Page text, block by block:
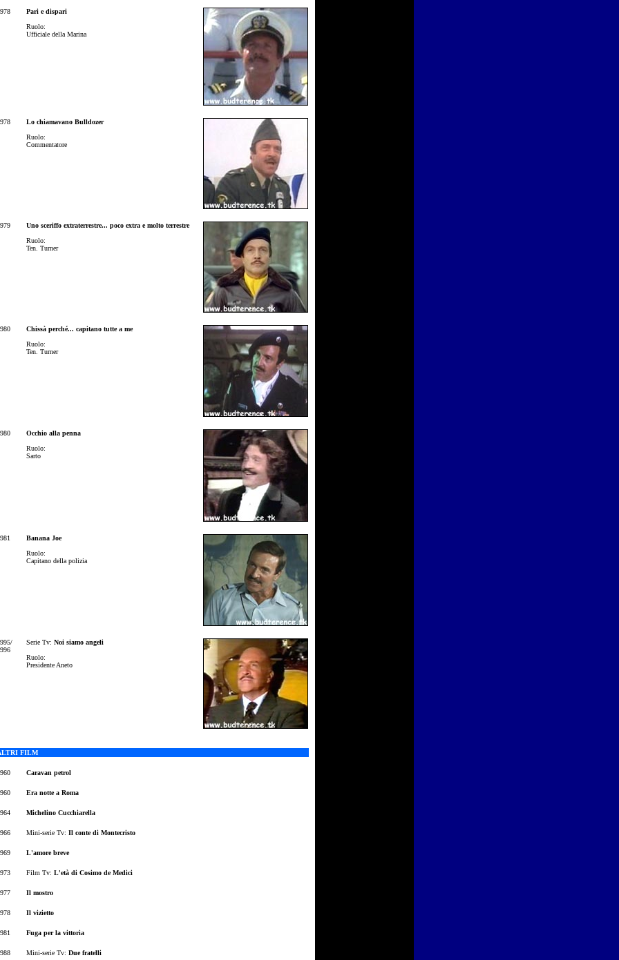
Pari e dispari
Ruolo:
Ufficiale della Marina
Lo chiamavano Bulldozer
Ruolo:
Commentatore
Uno sceriffo extraterrestre... poco extra e molto terrestre
Ruolo:
Ten. Turner
Chissà perché... capitano tutte a me
Ruolo:
Ten. Turner
Occhio alla penna
Ruolo:
Sarto
Banana Joe
Ruolo:
Capitano della polizia
Serie Tv: Noi siamo angeli
Ruolo:
Presidente Aneto
FILM
Caravan petrol
Era notte a Roma
Michelino Cucchiarella
Mini-serie Tv: Il conte di Montecristo
L'amore breve
Film Tv: L'età di Cosimo de Medici
Il mostro
Il vizietto
Fuga per la vittoria
Mini-serie Tv: Due fratelli